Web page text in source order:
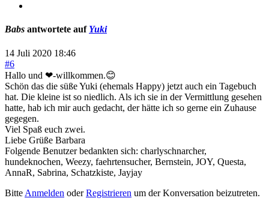
Babs antwortete auf Yuki
14 Juli 2020 18:46
#6
Hallo und ❤-willkommen.😊
Schön das die süße Yuki (ehemals Happy) jetzt auch ein Tagebuch
hat. Die kleine ist so niedlich. Als ich sie in der Vermittlung gesehen
hatte, hab ich mir auch gedacht, der hätte ich so gerne ein Zuhause
gegegen.
Viel Spaß euch zwei.
Liebe Grüße Barbara
Folgende Benutzer bedankten sich: charlyschnarcher,
hundeknochen, Weezy, faehrtensucher, Bernstein, JOY, Questa,
AnnaR, Sabrina, Schatzkiste, Jayjay
Bitte Anmelden oderRegistrieren um der Konversation beizutreten.